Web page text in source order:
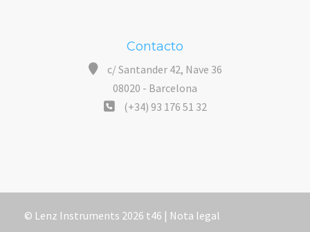
Contacto
c/ Santander 42, Nave 36
08020 - Barcelona
(+34) 93 176 51 32
© Lenz Instruments 2026 t46 | Nota legal